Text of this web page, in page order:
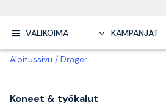
VALIKOIMA KAMPANJAT
Aloitussivu Dräger
Koneet & työkalut